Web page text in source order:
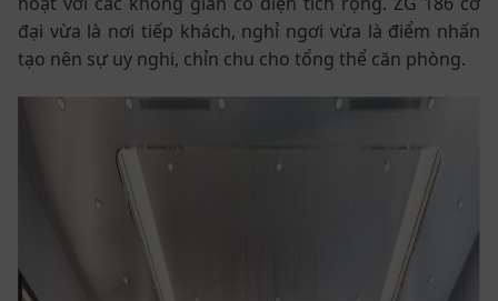
đại vừa là nơi tiếp khách, nghỉ ngơi vừa là điểm nhấn
tạo nên sự uy nghi, chỉn chu cho tổng thể căn phòng.